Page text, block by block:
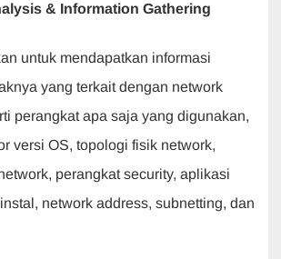
& Information Gathering
untuk mendapatkan informasi
yang terkait dengan network
perangkat apa saja yang digunakan,
versi OS, topologi fisik network,
perangkat security, aplikasi
network address, subnetting, dan